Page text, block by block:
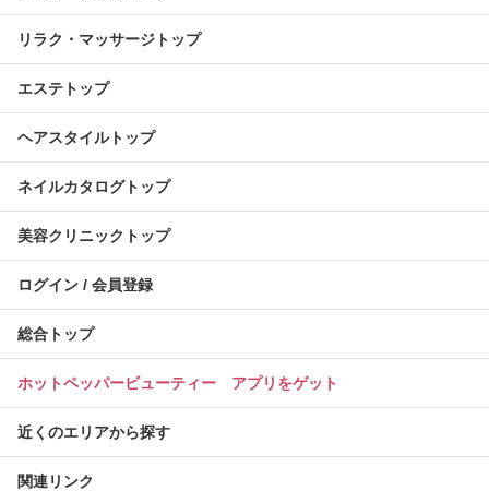
リラク・マッサージトップ
エステトップ
ヘアスタイルトップ
ネイルカタログトップ
美容クリニックトップ
ログイン / 会員登録
総合トップ
ホットペッパービューティー アプリをゲット
近くのエリアから探す
関連リンク